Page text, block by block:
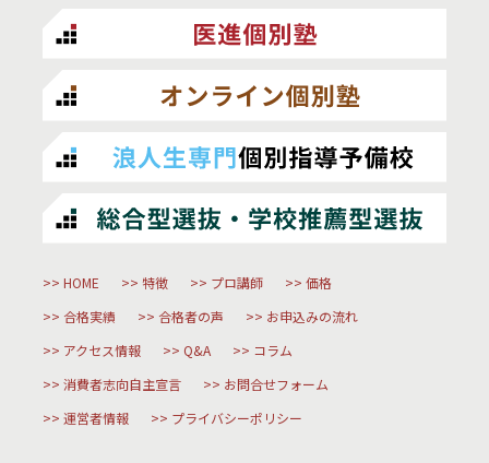
HOME 特徴 プロ講師
価格
合格実績
合格者の声
お申込みの流れ
アクセス情報
Q&A
コラム
消費者志向自主宣言
お問合せフォーム
運営者情報
プライバシーポリシー